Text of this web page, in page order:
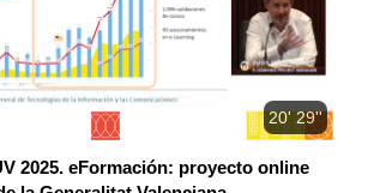
20' 29''
2025. eFormación: proyecto online